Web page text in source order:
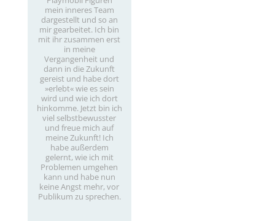
mein inneres Team
dargestellt und so an
mir gearbeitet. Ich bin
mit ihr zusammen erst
in meine
Vergangenheit und
dann in die Zukunft
gereist und habe dort
»erlebt« wie es sein
wird und wie ich dort
hinkomme. Jetzt bin ich
viel selbstbewusster
und freue mich auf
meine Zukunft! Ich
habe außerdem
gelernt, wie ich mit
Problemen umgehen
kann und habe nun
keine Angst mehr, vor
Publikum zu sprechen.